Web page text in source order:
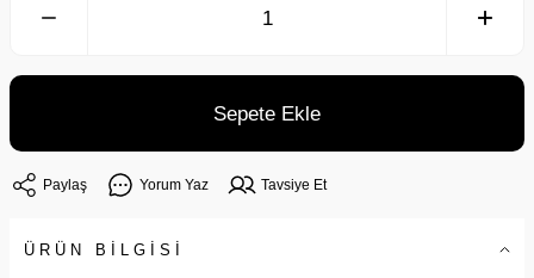
Sepete Ekle
Paylaş Yorum Yaz Tavsiye Et
ÜRÜN BİLGİSİ